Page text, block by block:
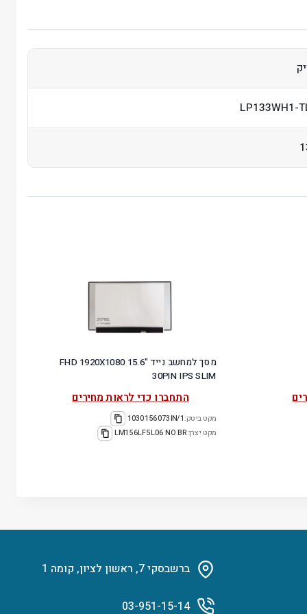
LP133WH1-
מסך למחשב נייד "15.6 FHD 1920X1080
30PIN IPS SLIM
התחברו כדי לראות מחירים
מקט ביטק:1030156073IN/1
מקט יצרן:LM156LF5L06 NO BR
ברשבסקי 7, ראשון לציון, קומה 1
03-951-15-14